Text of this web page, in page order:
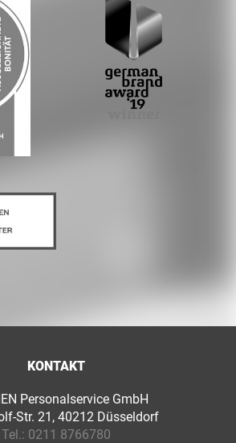
KONTAKT
Personalservice GmbH
Str. 21, 40212 Düsseldorf
Tel.: 0211 8766780